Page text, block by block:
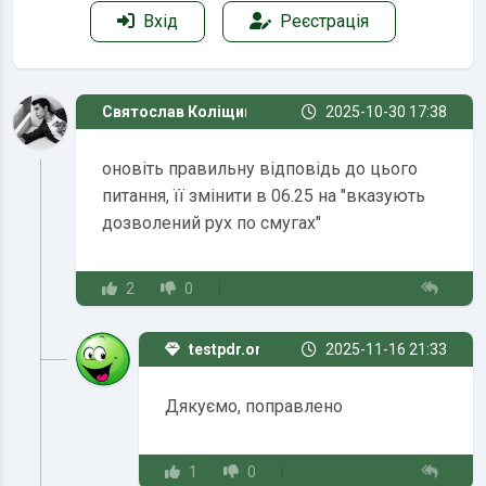
Вхід Реєстрація
Святослав Коліщинський 2025-10-30 17:38
оновіть правильну відповідь до цього
питання, її змінити в 06.25 на "вказують
дозволений рух по смугах"
2 0
testpdr.online 2025-11-16 21:33
Дякуємо, поправлено
1 0